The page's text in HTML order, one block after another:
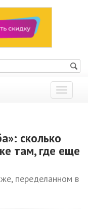
Показать
меню
сколько
там, где еще
переделанном в